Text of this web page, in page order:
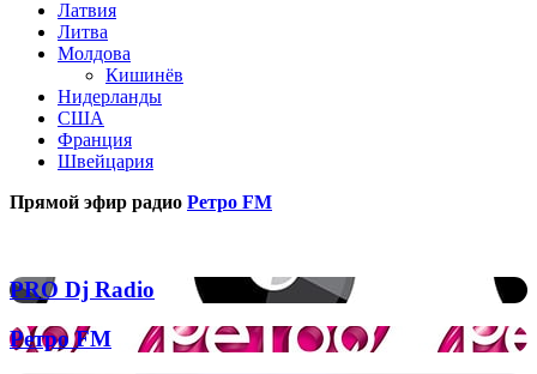
Латвия
Литва
Молдова
Кишинёв
Нидерланды
США
Франция
Швейцария
Прямой эфир радио Ретро FM
PRO
Dj
Radio
PRO Dj Radio
Ретро
FM
Ретро FM